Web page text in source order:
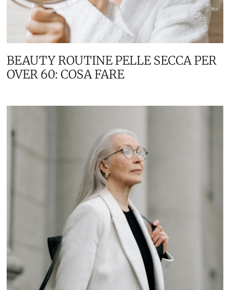
BEAUTY ROUTINE PELLE SECCA PER
OVER 60: COSA FARE